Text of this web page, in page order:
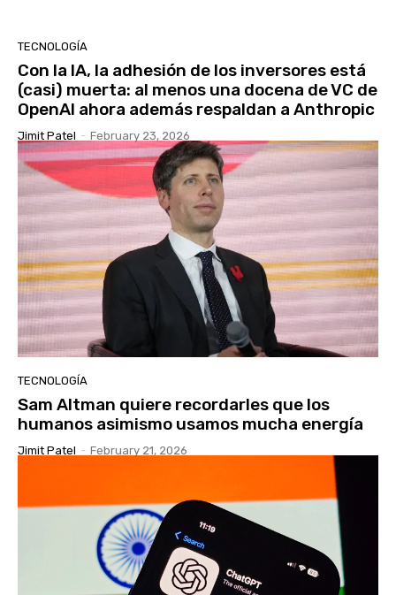
TECNOLOGÍA
Con la IA, la adhesión de los inversores está
(casi) muerta: al menos una docena de VC de
OpenAI ahora además respaldan a Anthropic
Jimit Patel - February 23, 2026
TECNOLOGÍA
Sam Altman quiere recordarles que los
humanos asimismo usamos mucha energía
Jimit Patel - February 21, 2026